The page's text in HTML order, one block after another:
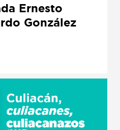
Ernesto
González